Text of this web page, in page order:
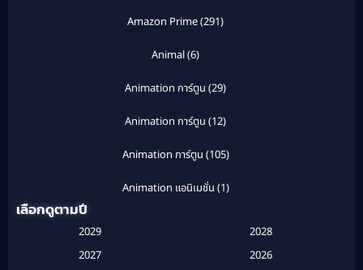
Amazon Prime(291)
Animal(6)
Animation การ์ตูน (29)
Animation การ์ตูน (12)
Animation การ์ตูน (105)
Animation แอนิเมชั่น (1)
เลือกดูตามปี
2029
2028
2027
2026